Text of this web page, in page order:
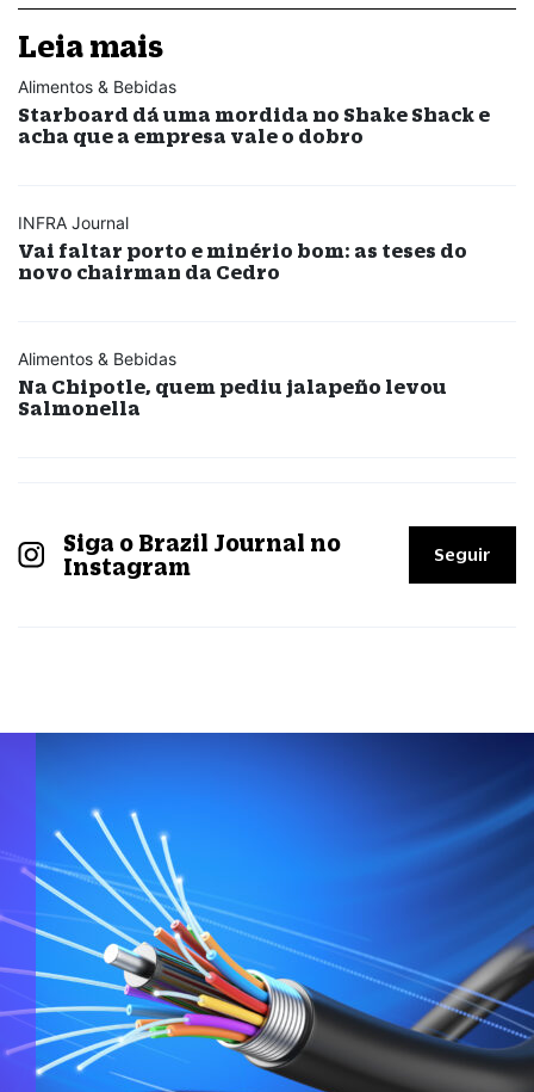
Leia mais
Alimentos & Bebidas
Starboard dá uma mordida no Shake Shack e
acha que a empresa vale o dobro
INFRA Journal
Vai faltar porto e minério bom: as teses do
novo chairman da Cedro
Alimentos & Bebidas
Na Chipotle, quem pediu jalapeño levou
Salmonella
Siga o Brazil Journal no
Instagram
Seguir